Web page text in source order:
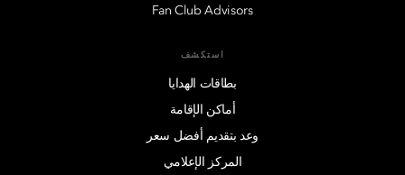
Fan Club Advisors
استكشف
بطاقات الهدايا
أماكن الإقامة
وعد بتقديم أفضل سعر
المركز الإعلامي